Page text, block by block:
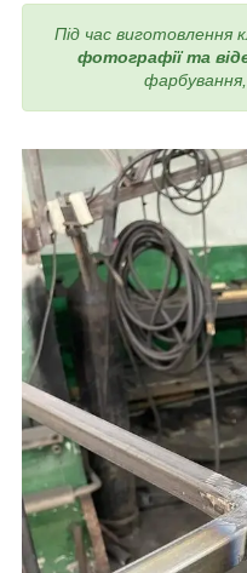
Під час виготовлення
фотографії та